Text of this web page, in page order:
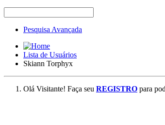
Pesquisa Avançada
Lista de Usuários
Skiann Torphyx
Olá Visitante! Faça seu REGISTRO para